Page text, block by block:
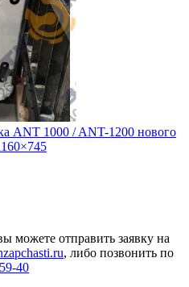
ANT 1000 / ANT-1200 нового
можете отправить заявку на
, либо позвонить по
40